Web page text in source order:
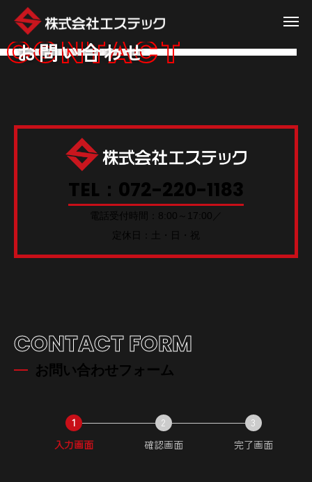
CONTACT
お問い合わせ
TEL：072-220-1183
電話受付時間：8:00～17:00／
定休日：土・日・祝
CONTACT FORM
お問い合わせフォーム
1
入力画面現
2
確認画面現
3
完了画面現